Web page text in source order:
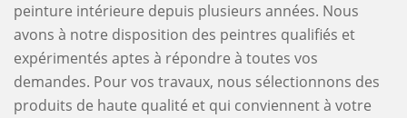
peinture intérieure depuis plusieurs années. Nous
avons à notre disposition des peintres qualifiés et
expérimentés aptes à répondre à toutes vos
demandes. Pour vos travaux, nous sélectionnons des
produits de haute qualité et qui conviennent à votre